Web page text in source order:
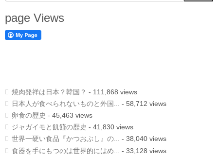
page Views
焼肉発祥は日本？韓国？ - 111,868 views
日本人が食べられないものと外国...
- 58,712 views
卵食の歴史 - 45,463 views
ジャガイモと飢饉の歴史 - 41,830 views
世界一硬い食品『かつおぶし』の... - 38,040 views
食器を手にもつのは世界的にはめ...
- 33,128 views